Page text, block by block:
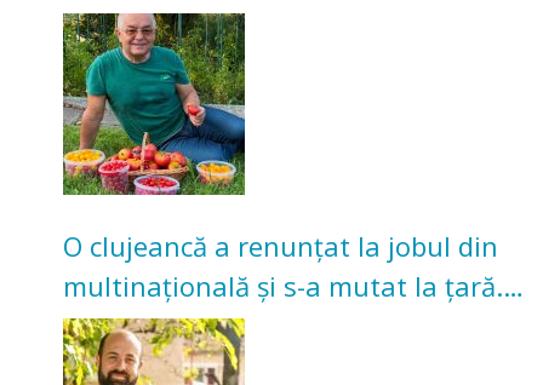
nu poate oferi această satisfacție”
O clujeancă a renunțat la jobul din
multinațională și s-a mutat la țară.
Acum cultivă legume în grădina
bunicilor